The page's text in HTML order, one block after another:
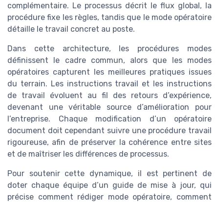
complémentaire. Le processus décrit le flux global, la
procédure fixe les règles, tandis que le mode opératoire
détaille le travail concret au poste.
Dans cette architecture, les procédures modes
définissent le cadre commun, alors que les modes
opératoires capturent les meilleures pratiques issues
du terrain. Les instructions travail et les instructions
de travail évoluent au fil des retours d’expérience,
devenant une véritable source d’amélioration pour
l’entreprise. Chaque modification d’un opératoire
document doit cependant suivre une procédure travail
rigoureuse, afin de préserver la cohérence entre sites
et de maîtriser les différences de processus.
Pour soutenir cette dynamique, il est pertinent de
doter chaque équipe d’un guide de mise à jour, qui
précise comment rédiger mode opératoire, comment